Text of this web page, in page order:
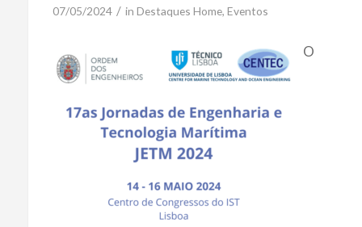
07/05/2024 / in Destaques Home, Eventos
O